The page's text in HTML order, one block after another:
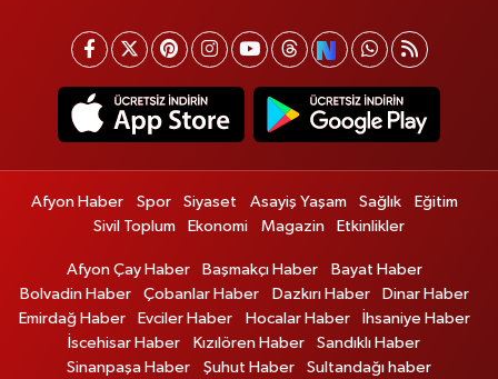
Afyon Haber Spor Siyaset Asayiş Yaşam Sağlık
Eğitim
Sivil Toplum
Ekonomi Magazin Etkinlikler
Afyon Çay Haber Başmakçı Haber
Bayat Haber
Bolvadin Haber
Çobanlar Haber Dazkırı Haber
Dinar Haber
Emirdağ Haber
Evciler Haber Hocalar Haber
İhsaniye Haber
İscehisar Haber
Kızılören Haber
Sandıklı Haber
Sinanpaşa Haber
Şuhut Haber Sultandağı haber